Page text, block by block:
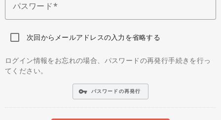
パスワード
次回からメールアドレスの入力を省略する
ログイン情報をお忘れの場合、パスワードの再発行手続きを行っ
てください。
vpn_key パスワードの再発行